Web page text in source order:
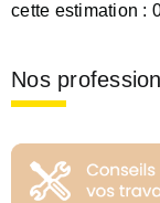
cette estimation :
Nos